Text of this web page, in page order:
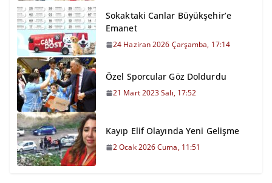
Sokaktaki Canlar Büyükşehir’e
Emanet
24 Haziran 2026 Çarşamba, 17:14
Özel Sporcular Göz Doldurdu
21 Mart 2023 Salı, 17:52
Kayıp Elif Olayında Yeni Gelişme
2 Ocak 2026 Cuma, 11:51